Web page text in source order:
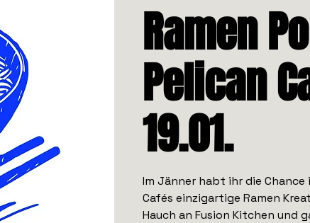
Ramen
Pelican
19.01.
Im Jänner habt ihr die
Cafés einzigartige Ramen
Hauch an Fusion Kitchen und